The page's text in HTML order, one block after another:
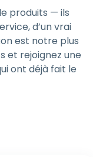
produits — ils
d’un vrai
est notre plus
et rejoignez une
ont déjà fait le